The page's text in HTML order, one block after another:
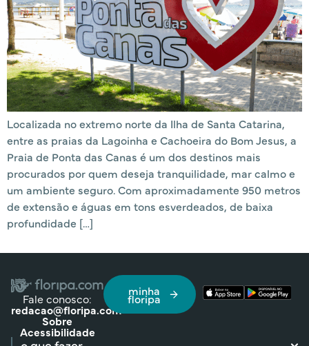
Localizada no extremo norte da Ilha de Santa Catarina,
entre as praias da Lagoinha e Cachoeira do Bom Jesus, a
Praia de Ponta das Canas é um dos destinos mais
procurados por quem deseja tranquilidade, mar calmo e
um ambiente seguro. Com aproximadamente 950 metros
de extensão e águas em tons esverdeados, de baixa
profundidade […]
Fale conosco:
redacao@floripa.com
Sobre
Acessibilidade
minha
floripa